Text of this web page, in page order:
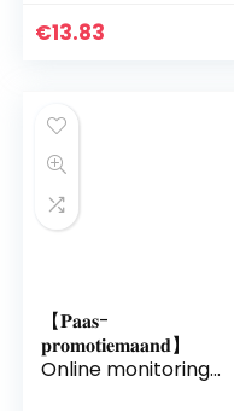
ventilator voor
€13.83
【𝐏𝐚𝐚𝐬-
𝐩𝐫𝐨𝐦𝐨𝐭𝐢𝐞𝐦𝐚𝐚𝐧𝐝】
Online monitoring